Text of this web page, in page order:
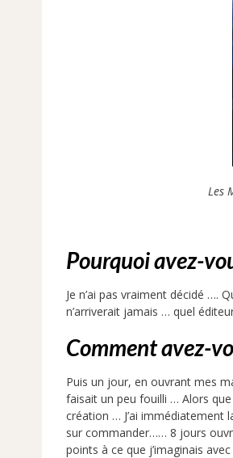
Les
Pourquoi avez-
Je n’ai pas vraiment décidé ….
n’arriverait jamais … quel
Comment avez-
Puis un jour, en ouvrant mes
faisait un peu fouilli … Alors que
création … J’ai immédiatement
sur commander…… 8 jours
points à ce que j’imaginais